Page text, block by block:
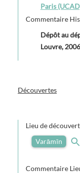
Paris
Commentaire
Dépôt au
Louvre, 2006
Découvertes
Lieu de
Varāmīn
Commentaire